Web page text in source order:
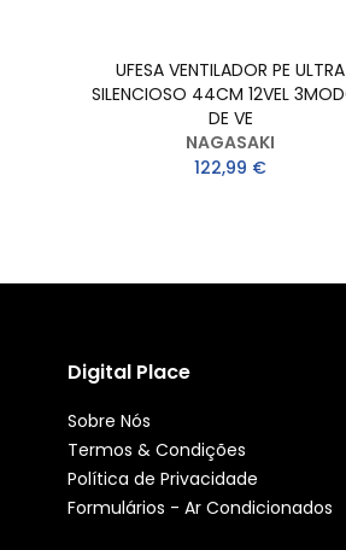
UFESA VENTILADOR PE ULTRA
SILENCIOSO 44CM 12VEL
DE VE
NAGASAKI
122,99 €
Digital Place
Sobre Nós
Termos & Condições
Política de Privacidade
Formulários - Ar Condicionados